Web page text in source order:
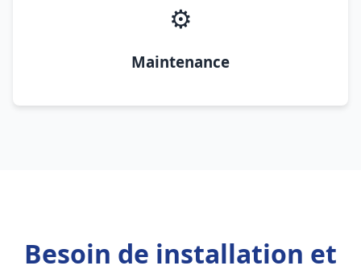
⚙️
Maintenance
Besoin de installation et